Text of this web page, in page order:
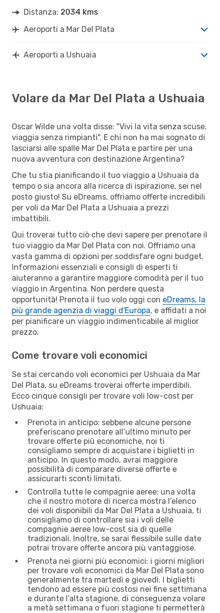
Distanza: 2034 kms
Aeroporti a Mar Del Plata
Aeroporti a Ushuaia
Volare da Mar Del Plata a Ushuaia
Oscar Wilde una volta disse: "Vivi la vita senza scuse,
viaggia senza rimpianti". E chi non ha mai sognato di
lasciarsi alle spalle Mar Del Plata e partire per una
nuova avventura con destinazione Argentina?
Che tu stia pianificando il tuo viaggio a Ushuaia da
tempo o sia ancora alla ricerca di ispirazione, sei nel
posto giusto! Su eDreams, offriamo offerte incredibili
per voli da Mar Del Plata a Ushuaia a prezzi
imbattibili.
Qui troverai tutto ciò che devi sapere per prenotare il
tuo viaggio da Mar Del Plata con noi. Offriamo una
vasta gamma di opzioni per soddisfare ogni budget.
Informazioni essenziali e consigli di esperti ti
aiuteranno a garantire maggiore comodità per il tuo
viaggio in Argentina. Non perdere questa
opportunità! Prenota il tuo volo oggi con eDreams, la
più grande agenzia di viaggi d'Europa, e affidati a noi
per pianificare un viaggio indimenticabile al miglior
prezzo.
Come trovare voli economici
Se stai cercando voli economici per Ushuaia da Mar
Del Plata, su eDreams troverai offerte imperdibili.
Ecco cinque consigli per trovare voli low-cost per
Ushuaia:
Prenota in anticipo: sebbene alcune persone
preferiscano prenotare all’ultimo minuto per
trovare offerte più economiche, noi ti
consigliamo sempre di acquistare i biglietti in
anticipo. In questo modo, avrai maggiore
possibilità di comparare diverse offerte e
assicurarti sconti limitati.
Controlla tutte le compagnie aeree: una volta
che il nostro motore di ricerca mostra l'elenco
dei voli disponibili da Mar Del Plata a Ushuaia, ti
consigliamo di controllare sia i voli delle
compagnie aeree low-cost sia di quelle
tradizionali. Inoltre, se sarai flessibile sulle date
potrai trovare offerte ancora più vantaggiose.
Prenota nei giorni più economici: i giorni migliori
per trovare voli economici da Mar Del Plata sono
generalmente tra martedì e giovedì. I biglietti
tendono ad essere più costosi nei fine settimana
e durante l’alta stagione, di conseguenza volare
a metà settimana o fuori stagione ti permetterà